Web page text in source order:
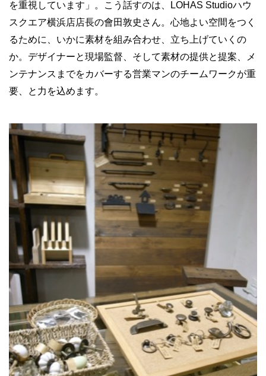
を重視しています」。こう話すのは、LOHAS Studioハウ
スクエア横浜店店長の會田敦史さん。心地よい空間をつく
るために、いかに素材を組み合わせ、立ち上げていくの
か。デザイナーと現場監督、そして素材の提供と提案、メ
ンテナンスまでをカバーする営業マンのチームワークが重
要、と力を込めます。